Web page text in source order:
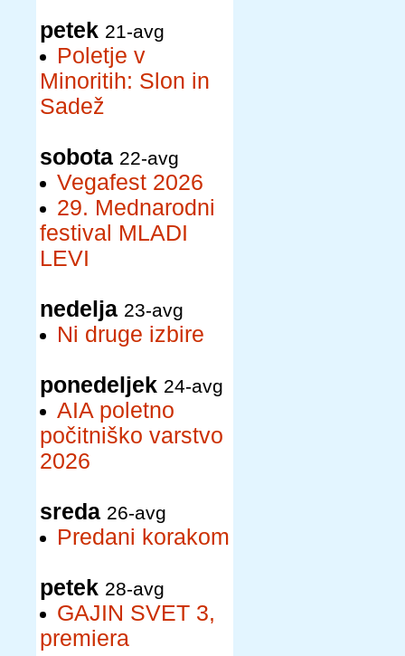
petek 21-avg
Poletje v
Minoritih: Slon in
Sadež
sobota 22-avg
Vegafest 2026
29. Mednarodni
festival MLADI
LEVI
nedelja 23-avg
Ni druge izbire
ponedeljek 24-avg
AIA poletno
počitniško varstvo
2026
sreda 26-avg
Predani korakom
petek 28-avg
GAJIN SVET 3,
premiera